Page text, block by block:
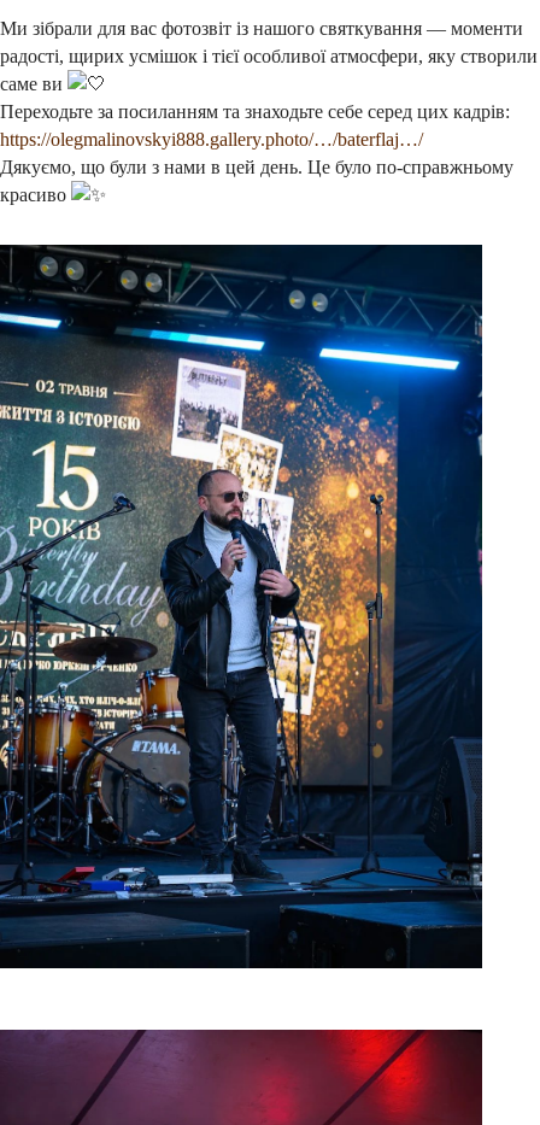
Ми зібрали для вас фотозвіт із нашого святкування — моменти
радості, щирих усмішок і тієї особливої атмосфери, яку створили
саме ви
Переходьте за посиланням та знаходьте себе серед цих кадрів:
https://olegmalinovskyi888.gallery.photo/…/baterflaj…/
Дякуємо, що були з нами в цей день. Це було по-справжньому
красиво